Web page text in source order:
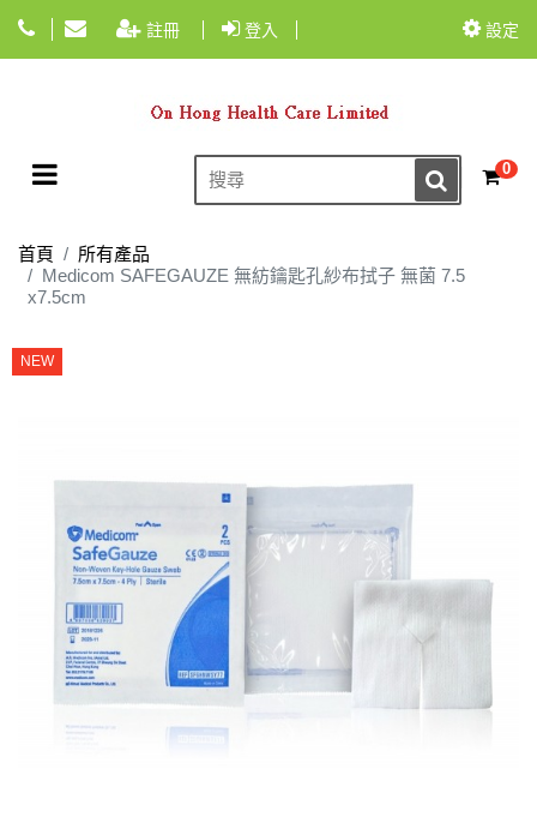
設定
註冊 登入
Toggle navigation 0
首頁
所有產品
Medicom SAFEGAUZE 無紡鑰匙孔紗布拭子 無菌 7.5
x7.5cm
NEW